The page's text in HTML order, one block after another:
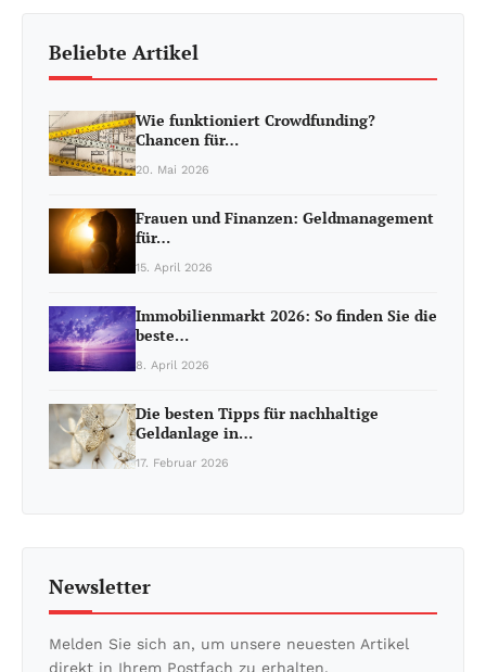
Beliebte Artikel
Wie funktioniert Crowdfunding?
Chancen für…
20. Mai 2026
Frauen und Finanzen: Geldmanagement
für…
15. April 2026
Immobilienmarkt 2026: So finden Sie die
beste…
8. April 2026
Die besten Tipps für nachhaltige
Geldanlage in…
17. Februar 2026
Newsletter
Melden Sie sich an, um unsere neuesten Artikel
direkt in Ihrem Postfach zu erhalten.